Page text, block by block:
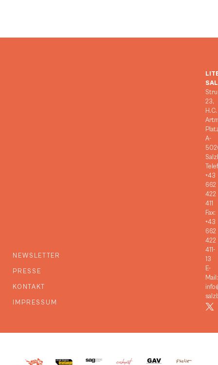
NEWSLETTER
PRESSE
KONTAKT
IMPRESSUM
23,
H.C.
A-
+43
662
422
411
Fax:
+43
662
422
411-
13
E-
Mail: